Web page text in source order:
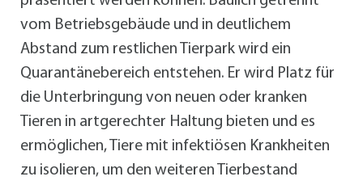
vom Betriebsgebäude und in deutlichem
Abstand zum restlichen Tierpark wird ein
Quarantänebereich entstehen. Er wird Platz für
die Unterbringung von neuen oder kranken
Tieren in artgerechter Haltung bieten und es
ermöglichen, Tiere mit infektiösen Krankheiten
zu isolieren, um den weiteren Tierbestand